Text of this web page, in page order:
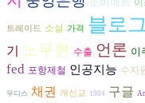
트레이드 소설 가격 블로그
기 노무현 수출 언론 이
fed 포항제철 인공지능 수자
무디스 채권 개신교 1984 구글